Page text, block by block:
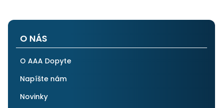
O NÁS
O AAA Dopyte
Napíšte nám
Novinky